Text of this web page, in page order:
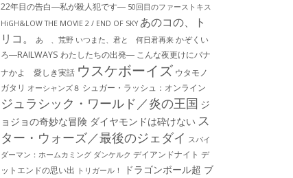
22年目の告白―私が殺人犯です― 50回目のファーストキス
HiGH&LOW THE MOVIE 2 / END OF SKY あのコの、ト
リコ。
あゝ、荒野 いつまた、君と 何日君再来 かぞくい
ろ―RAILWAYS わたしたちの出発― こんな夜更けにバナ
ナかよ 愛しき実話 ウスケボーイズ ウタモノ
ガタリ オーシャンズ８ シュガー・ラッシュ：オ​ンライン
ジュラシック・ワールド／炎の王国 ジ
ョジョの奇妙な冒険 ダイヤモンドは砕けない ス
ター・ウォーズ／最後のジェダイ スパイ
ダーマン：ホームカミング ダンケルク デイアンドナイト デ
ットエンドの思い出
トリガール！ ドラゴンボール超 ブ